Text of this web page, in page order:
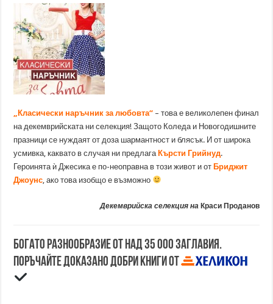
„Класически наръчник за любовта“ – това е великолепен финал
на декемврийската ни селекция! Защото Коледа и Новогодишните
празници се нуждаят от доза шармантност и блясък. И от широка
усмивка, каквато в случая ни предлага Кърсти Грийнуд.
Героинята ѝ Джесика е по-неоправна в този живот и от Бриджит
Джоунс, ако това изобщо е възможно
Декемврийска селекция на Краси Проданов
Богато разнообразие от над 35 000 заглавия.
Поръчайте доказано добри книги от